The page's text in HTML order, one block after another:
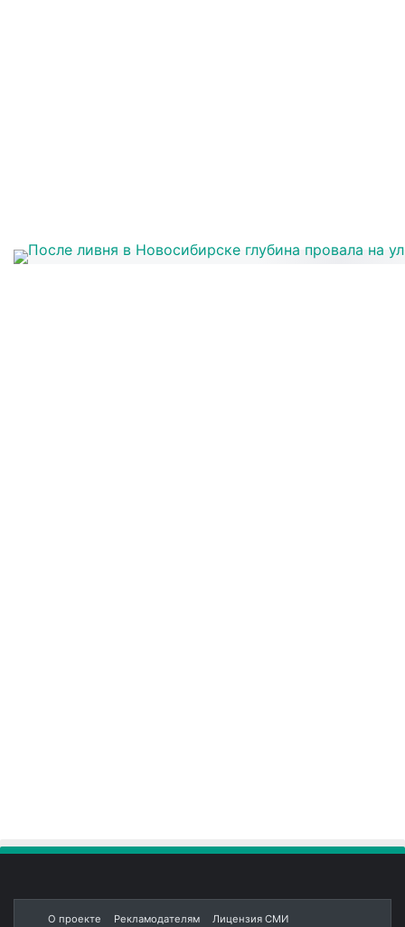
О проекте Рекламодателям
Лицензия СМИ